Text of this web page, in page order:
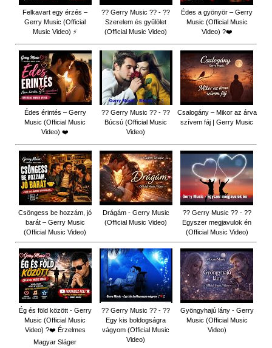
Felkavart egy érzés –
Gerry Music (Official
Music Video) ⚡
?? Gerry Music ?? - ??
Szerelem és gyűlölet
(Official Music Video)
Édes a gyönyör – Gerry
Music (Official Music
Video) ?❤️
Édes érintés – Gerry
Music (Official Music
Video) ❤️
?? Gerry Music ?? - ??
Búcsú (Official Music
Video)
Csalogány – Mikor az árva
szívem fáj | Gerry Music
Csöngess be hozzám, jó
barát – Gerry Music
(Official Music Video)
Drágám - Gerry Music
(Official Music Video)
?? Gerry Music ?? - ??
Egyszer megjavulok én
(Official Music Video)
Ég és föld között - Gerry
Music (Official Music
Video) ?❤️ Érzelmes
Magyar Sláger
?? Gerry Music ?? - ??
Egy kis boldogságra
vágyom (Official Music
Video)
Gyöngyhajú lány - Gerry
Music (Official Music
Video)